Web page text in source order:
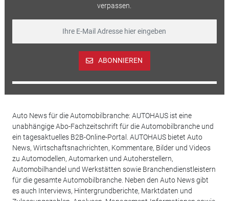
verpassen.
ABONNIEREN
Auto News für die Automobilbranche: AUTOHAUS ist eine
unabhängige Abo-Fachzeitschrift für die Automobilbranche und
ein tagesaktuelles B2B-Online-Portal. AUTOHAUS bietet Auto
News, Wirtschaftsnachrichten, Kommentare, Bilder und Videos
zu Automodellen, Automarken und Autoherstellern,
Automobilhandel und Werkstätten sowie Branchendienstleistern
für die gesamte Automobilbranche. Neben den Auto News gibt
es auch Interviews, Hintergrundberichte, Marktdaten und